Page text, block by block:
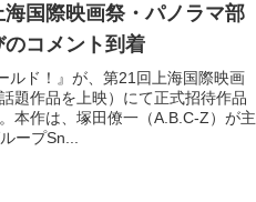
海国際映画祭・パノラマ部
コメント到着
ルド！』が、第21回上海国際映画
題作品を上映）にて正式招待作品
本作は、塚田僚一（A.B.C-Z）が主
ープSn...